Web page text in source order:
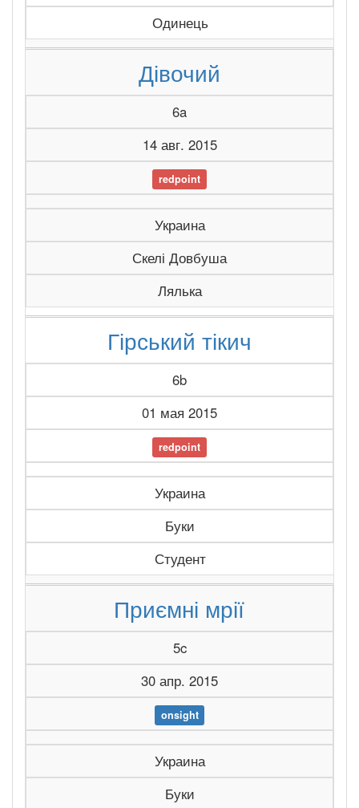
Одинець
Дівочий
6a
14 авг. 2015
redpoint
Украина
Скелі Довбуша
Лялька
Гірський тікич
6b
01 мая 2015
redpoint
Украина
Буки
Студент
Приємні мрії
5c
30 апр. 2015
onsight
Украина
Буки